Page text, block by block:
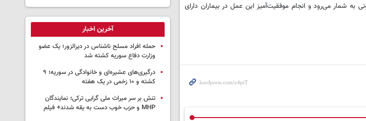
به شمار می‌رود و انجام موفقیت‌آمیز این عمل در بیماران دارای
آخرین اخبار
حمله افراد مسلح ناشناس در دیرالزور؛ یک عضو
وزارت دفاع سوریه کشته شد
درگیری‌های عشیره‌ای و خانوادگی در سوریه؛ ۹
کشته و ۱۰ زخمی در یک هفته
تنش بر سر میراث ملی گرایی ترکی؛ نمایندگان
MHP و حزب خوب دست به یقه شدند+ فیلم